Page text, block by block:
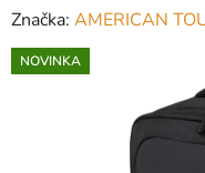
Značka: AMERICAN
NOVINKA